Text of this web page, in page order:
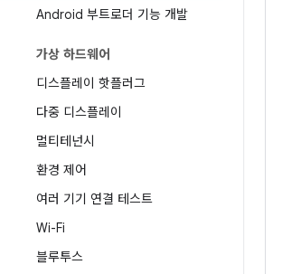
Android 부트로더 기능 개발
가상 하드웨어
디스플레이 핫플러그
다중 디스플레이
멀티테넌시
환경 제어
여러 기기 연결 테스트
Wi-Fi
블루투스